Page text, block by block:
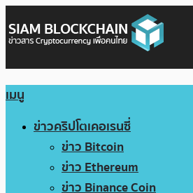
เมนู
ข่าวคริปโตเคอเรนซี่
ข่าว Bitcoin
ข่าว Ethereum
ข่าว Binance Coin